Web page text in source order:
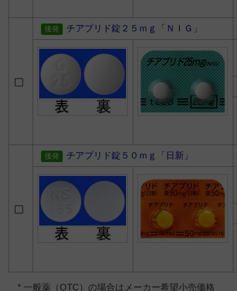
チアプリド錠２５ｍｇ「ＮＩＧ」
チアプリド錠５０ｍｇ「日新」
* 一般薬（OTC）の場合はメーカー希望小売価格